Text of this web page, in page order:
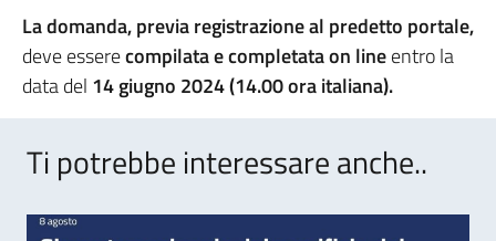
La domanda, previa registrazione al predetto portale,
deve esserecompilata e completata on lineentro la
data del 14 giugno 2024 (14.00 ora italiana).
Ti potrebbe interessare anche..